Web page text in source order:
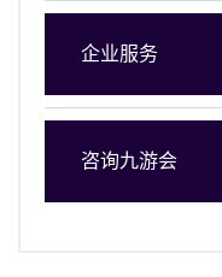
企业服务
咨询九游会